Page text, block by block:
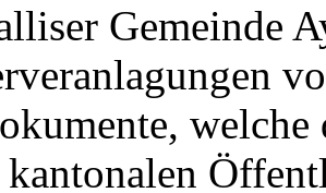
Gemeinde
kantonalen